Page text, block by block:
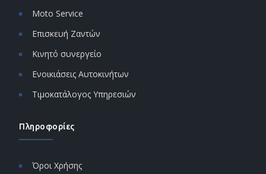
Moto Service
Επισκευή Ζαντών
Κινητό συνεργείο
Ενοικιάσεις Αυτοκινήτων
Τιμοκατάλογος Υπηρεσιών
Πληροφορίες
Όροι Χρήσης